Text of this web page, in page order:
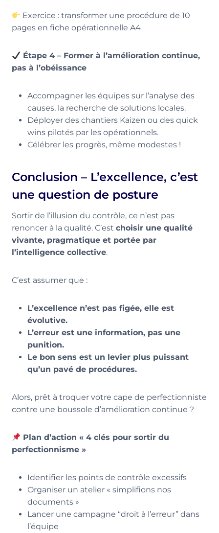
Exercice : transformer une procédure de 10
pages en fiche opérationnelle A4
Étape 4 – Former à l’amélioration continue,
pas à l’obéissance
Accompagner les équipes sur l’analyse des
causes, la recherche de solutions locales.
Déployer des chantiers Kaizen ou des quick
wins pilotés par les opérationnels.
Célébrer les progrès, même modestes !
Conclusion – L’excellence, c’est
une question de posture
Sortir de l’illusion du contrôle, ce n’est pas
renoncer à la qualité. C’est choisir une qualité
vivante, pragmatique et portée par
l’intelligence collective.
C’est assumer que :
L’excellence n’est pas figée, elle est
évolutive.
L’erreur est une information, pas une
punition.
Le bon sens est un levier plus puissant
qu’un pavé de procédures.
Alors, prêt à troquer votre cape de perfectionniste
contre une boussole d’amélioration continue ?
Plan d’action « 4 clés pour sortir du
perfectionnisme »
Identifier les points de contrôle excessifs
Organiser un atelier « simplifions nos
documents »
Lancer une campagne “droit à l’erreur” dans
l’équipe